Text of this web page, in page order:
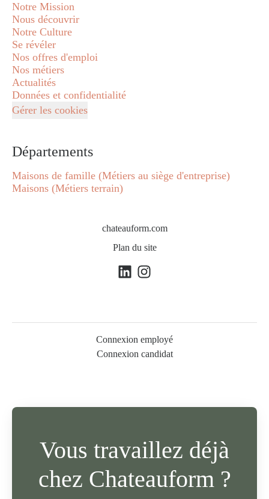
Notre Mission
Nous découvrir
Notre Culture
Se révéler
Nos offres d'emploi
Nos métiers
Actualités
Données et confidentialité
Gérer les cookies
Départements
Maisons de famille (Métiers au siège d'entreprise)
Maisons (Métiers terrain)
chateauform.com
Plan du site
Connexion employé
Connexion candidat
Vous travaillez déjà
chez Chateauform ?